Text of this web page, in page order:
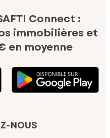
Connect :
immobilières et
en moyenne
NOUS